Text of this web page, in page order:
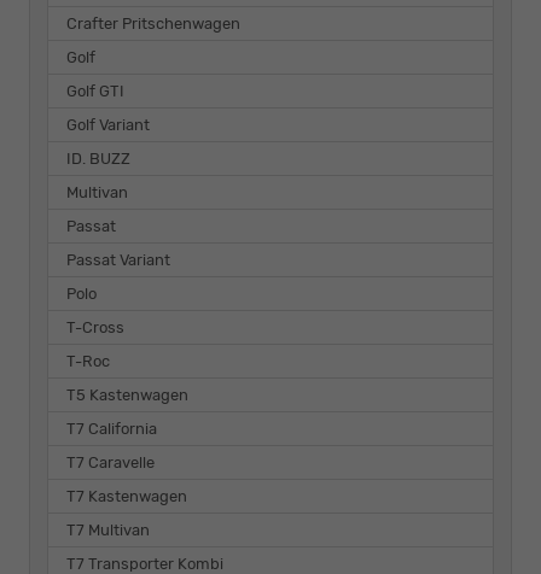
Crafter Pritschenwagen
Golf
Golf GTI
Golf Variant
ID. BUZZ
Multivan
Passat
Passat Variant
Polo
T-Cross
T-Roc
T5 Kastenwagen
T7 California
T7 Caravelle
T7 Kastenwagen
T7 Multivan
T7 Transporter Kombi